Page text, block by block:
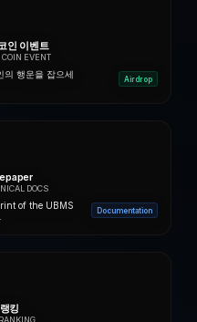
인 이벤트
EVENT
의 행운을 잡으세
Airdrop
DOCS
of the UBMS
Documentation
킹